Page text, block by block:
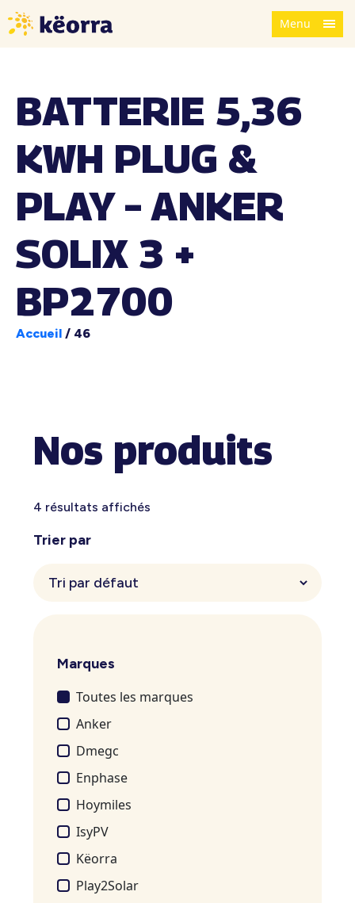
Menu
BATTERIE 5,36
KWH PLUG &
PLAY – ANKER
SOLIX 3 +
BP2700
Accueil / 46
Nos produits
4 résultats affichés
Trier par
Marques
Toutes les marques
Anker
Dmegc
Enphase
Hoymiles
IsyPV
Këorra
Play2Solar